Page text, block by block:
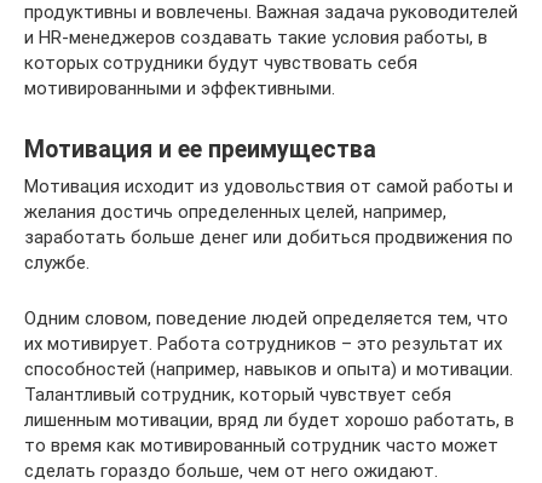
продуктивны и вовлечены. Важная задача руководителей
и HR-менеджеров создавать такие условия работы, в
которых сотрудники будут чувствовать себя
мотивированными и эффективными.
Мотивация и ее преимущества
Мотивация исходит из удовольствия от самой работы и
желания достичь определенных целей, например,
заработать больше денег или добиться продвижения по
службе.
Одним словом, поведение людей определяется тем, что
их мотивирует. Работа сотрудников – это результат их
способностей (например, навыков и опыта) и мотивации.
Талантливый сотрудник, который чувствует себя
лишенным мотивации, вряд ли будет хорошо работать, в
то время как мотивированный сотрудник часто может
сделать гораздо больше, чем от него ожидают.